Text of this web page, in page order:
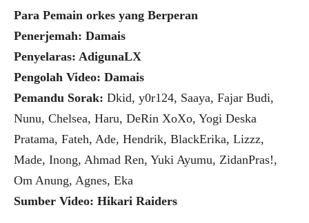
Para Pemain orkes yang Berperan
Penerjemah: Damais
Penyelaras: AdigunaLX
Pengolah Video: Damais
Pemandu Sorak: Dkid, y0r124, Saaya, Fajar Budi,
Nunu, Chelsea, Haru, DeRin XoXo, Yogi Deska
Pratama, Fateh, Ade, Hendrik, BlackErika, Lizzz,
Made, Inong, Ahmad Ren, Yuki Ayumu, ZidanPras!,
Om Anung, Agnes, Eka
Sumber Video: Hikari Raiders